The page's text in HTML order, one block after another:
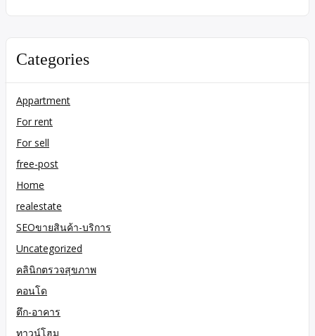
Categories
Appartment
For rent
For sell
free-post
Home
realestate
SEOขายสินค้า-บริการ
Uncategorized
คลินิกตรวจสุขภาพ
คอนโด
ตึก-อาคาร
ทาวน์โฮม